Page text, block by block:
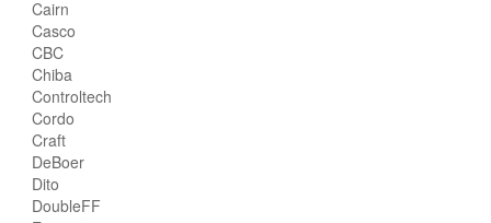
Cairn
Casco
CBC
Chiba
Controltech
Cordo
Craft
DeBoer
Dito
DoubleFF